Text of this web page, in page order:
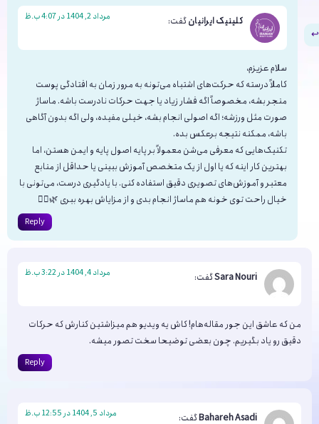
کلینیک ایرانیانگفت: مرداد 2, 1404 در 4:07 ب.ظ
سلام عزیزم،
کاملاً درسته که حرکت‌های اشتباه می‌تونه به مرور زمان به افتادگی پوست
منجر بشه، مخصوصاً اگه فشار زیاد یا جهت حرکات نادرست باشه. ماساژ
صورت مثل ورزشه؛ اگه اصولی انجام بشه، خیلی مفیده، ولی اگه بدون آگاهی
باشه، ممکنه نتیجه برعکس بده.
تکنیک‌هایی که معرفی می‌شن معمولاً بر پایه اصول پایه و ایمن هستن، اما
بهترین کار اینه که یا اول از یک متخصص آموزش ببینی یا حداقل از منابع
معتبر و آموزش‌های تصویری دقیق استفاده کنی. با یادگیری درست، می‌تونی با
خیال راحت توی خونه هم ماساژ انجام بدی و از مزایاش بهره ببری 🌿💆‍♀️
Reply
Sara Nouriگفت: مرداد 4, 1404 در 3:22 ب.ظ
من که عاشق این جور مقاله‌هام! کاش یه ویدیو هم میزاشتین کنارش که حرکات
دقیق رو یاد بگیریم. چون بعضی توضیحا سخت تصور میشه.
Reply
Bahareh Asadiگفت: مرداد 5, 1404 در 12:55 ب.ظ